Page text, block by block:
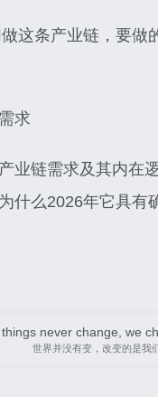
这条产业链，要做
求
业链需求及其内在
什么2026年它具有
things never change, we
世界并没有变，改变的是我